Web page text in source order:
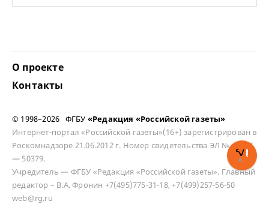
О проекте
Контакты
© 1998–2026 ФГБУ «Редакция «Российской газеты»
Интернет-портал «Российской газеты»(16+) зарегистрирован в
Роскомнадзоре 21.06.2012 г. Номер свидетельства ЭЛ № ФС 77
— 50379.
Учредитель — ФГБУ «Редакция «Российской газеты». Главный
редактор – В.А. Фронин +7(495)775-31-18, +7(499)257-56-50
web@rg.ru